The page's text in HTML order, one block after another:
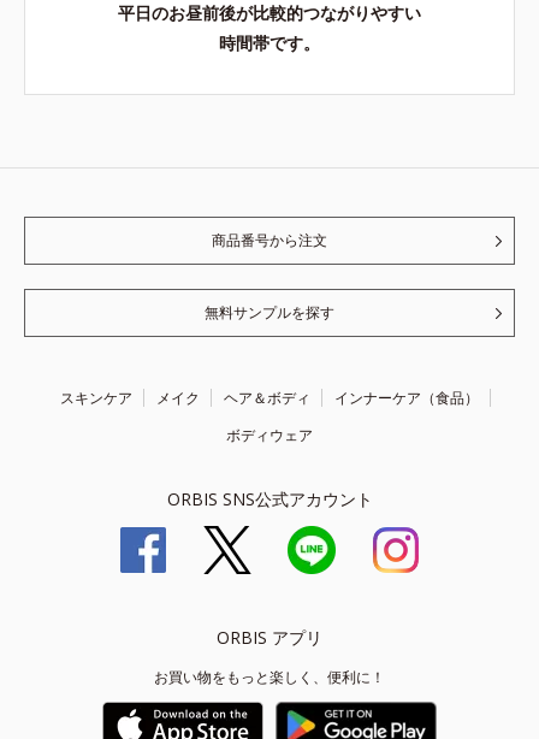
平日のお昼前後が比較的つながりやすい
時間帯です。
商品番号から注文
無料サンプルを探す
スキンケア メイク ヘア＆ボディ
インナーケア（食品）
ボディウェア
ORBIS SNS公式アカウント
ORBIS アプリ
お買い物をもっと楽しく、便利に！